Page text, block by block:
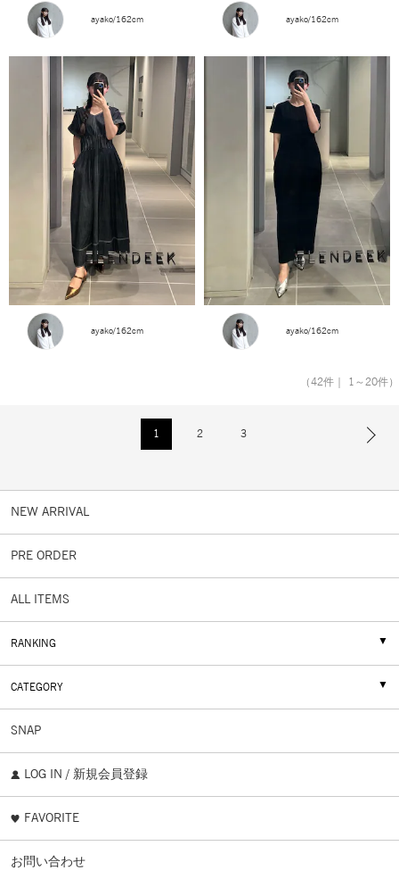
ayako/162cm ayako/162cm
ayako/162cm ayako/162cm
（42件｜ 1～20件）
1 2 3
NEW ARRIVAL
PRE ORDER
ALL ITEMS
RANKING
CATEGORY
SNAP
LOG IN / 新規会員登録
FAVORITE
お問い合わせ